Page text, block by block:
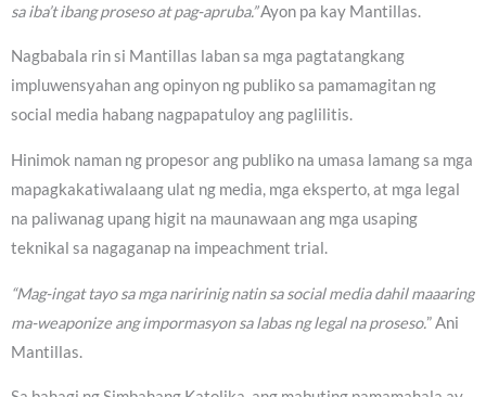
sa iba’t ibang proseso at pag-apruba.”Ayon pa kay Mantillas.
Nagbabala rin si Mantillas laban sa mga pagtatangkang
impluwensyahan ang opinyon ng publiko sa pamamagitan ng
social media habang nagpapatuloy ang paglilitis.
Hinimok naman ng propesor ang publiko na umasa lamang sa mga
mapagkakatiwalaang ulat ng media, mga eksperto, at mga legal
na paliwanag upang higit na maunawaan ang mga usaping
teknikal sa nagaganap na impeachment trial.
“Mag-ingat tayo sa mga naririnig natin sa social media dahil maaaring
ma-weaponize ang impormasyon sa labas ng legal na proseso.” Ani
Mantillas.